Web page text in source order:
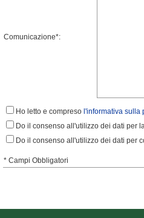
Comunicazione*:
Ho letto e compreso l'informativa sulla
Do il consenso all'utilizzo dei dati per
Do il consenso all'utilizzo dei dati per
* Campi Obbligatori